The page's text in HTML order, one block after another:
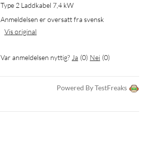
Type 2 Laddkabel 7,4 kW
Anmeldelsen er oversatt fra svensk
Vis original
Var anmeldelsen nyttig? Ja (0) Nei (0)
Powered By TestFreaks